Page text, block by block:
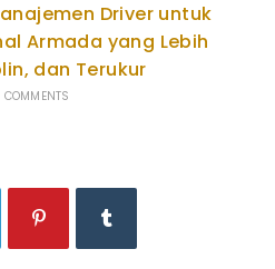
Driver untuk
Armada yang Lebih
dan Terukur
COMMENTS